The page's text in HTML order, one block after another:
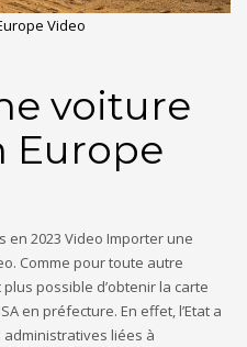
Video
voiture
Europe
2023 Video Importer une
Comme pour toute autre
plus possible d’obtenir la carte
en préfecture. En effet, l’Etat a
liées à